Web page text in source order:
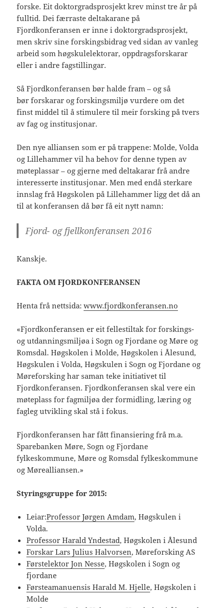
forske. Eit doktorgradsprosjekt krev minst tre år på
fulltid. Dei færraste deltakarane på
Fjordkonferansen er inne i doktorgradsprosjekt,
men skriv sine forskingsbidrag ved sidan av vanleg
arbeid som høgskulelektorar, oppdragsforskarar
eller i andre fagstillingar.
Så Fjordkonferansen bør halde fram – og så
bør forskarar og forskingsmiljø vurdere om det
finst middel til å stimulere til meir forsking på tvers
av fag og institusjonar.
Den nye alliansen som er på trappene: Molde, Volda
og Lillehammer vil ha behov for denne typen av
møteplassar – og gjerne med deltakarar frå andre
interesserte institusjonar. Men med endå sterkare
innslag frå Høgskolen på Lillehammer ligg det då an
til at konferansen då bør få eit nytt namn:
Fjord- og fjellkonferansen 2016
Kanskje.
FAKTA OM FJORDKONFERANSEN
Henta frå nettsida:www.fjordkonferansen.no
«Fjordkonferansen er eit fellestiltak for forskings-
og utdanningsmiljøa i Sogn og Fjordane og Møre og
Romsdal. Høgskolen i Molde, Høgskolen i Ålesund,
Høgskulen i Volda, Høgskulen i Sogn og Fjordane og
Møreforsking har saman teke initiativet til
Fjordkonferansen. Fjordkonferansen skal vere ein
møteplass for fagmiljøa der formidling, læring og
fagleg utvikling skal stå i fokus.
Fjordkonferansen har fått finansiering frå m.a.
Sparebanken Møre, Sogn og Fjordane
fylkeskommune, Møre og Romsdal fylkeskommune
og Mørealliansen.»
Styringsgruppe for 2015:
Leiar:Professor Jørgen Amdam, Høgskulen i
Volda.
Professor Harald Yndestad, Høgskolen i Ålesund
Forskar Lars Julius Halvorsen, Møreforsking AS
Førstelektor Jon Nesse, Høgskolen i Sogn og
fjordane
Førsteamanuensis Harald M. Hjelle, Høgskolen i
Molde